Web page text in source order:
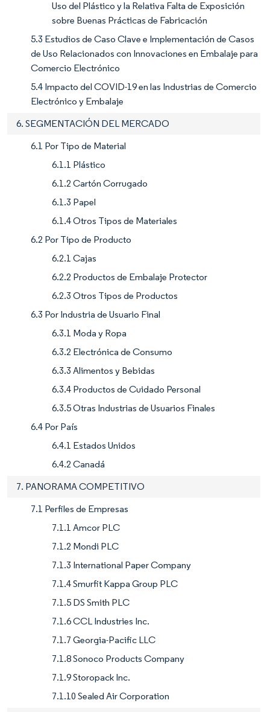
Uso del Plástico y la Relativa Falta de Exposición
sobre Buenas Prácticas de Fabricación
5.3 Estudios de Caso Clave e Implementación de Casos
de Uso Relacionados con Innovaciones en Embalaje para
Comercio Electrónico
5.4 Impacto del COVID-19 en las Industrias de Comercio
Electrónico y Embalaje
6. SEGMENTACIÓN DEL MERCADO
6.1 Por Tipo de Material
6.1.1 Plástico
6.1.2 Cartón Corrugado
6.1.3 Papel
6.1.4 Otros Tipos de Materiales
6.2 Por Tipo de Producto
6.2.1 Cajas
6.2.2 Productos de Embalaje Protector
6.2.3 Otros Tipos de Productos
6.3 Por Industria de Usuario Final
6.3.1 Moda y Ropa
6.3.2 Electrónica de Consumo
6.3.3 Alimentos y Bebidas
6.3.4 Productos de Cuidado Personal
6.3.5 Otras Industrias de Usuarios Finales
6.4 Por País
6.4.1 Estados Unidos
6.4.2 Canadá
7. PANORAMA COMPETITIVO
7.1 Perfiles de Empresas
7.1.1 Amcor PLC
7.1.2 Mondi PLC
7.1.3 International Paper Company
7.1.4 Smurfit Kappa Group PLC
7.1.5 DS Smith PLC
7.1.6 CCL Industries Inc.
7.1.7 Georgia-Pacific LLC
7.1.8 Sonoco Products Company
7.1.9 Storopack Inc.
7.1.10 Sealed Air Corporation